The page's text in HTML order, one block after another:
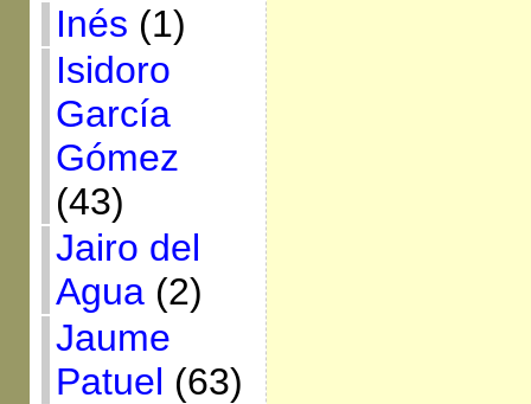
Inés (1)
Isidoro
García
Gómez
(43)
Jairo del
Agua(2)
Jaume
Patuel (63)